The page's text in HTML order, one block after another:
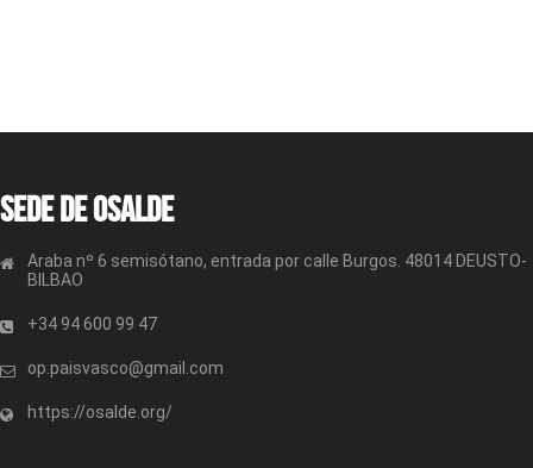
Sede de OSALDE
Araba nº 6 semisótano, entrada por calle Burgos. 48014 DEUSTO-
BILBAO
+34 94 600 99 47
op.paisvasco@gmail.com
https://osalde.org/